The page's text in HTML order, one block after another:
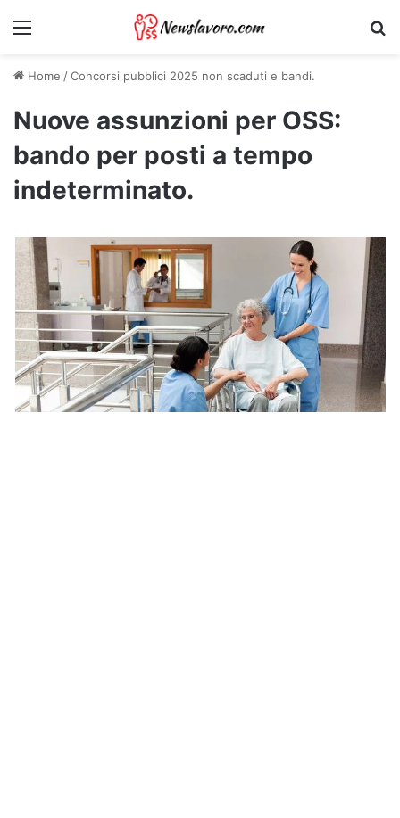
Menu
Home /Concorsi pubblici 2025 non scaduti e bandi.
Nuove assunzioni per OSS:
bando per posti a tempo
indeterminato.